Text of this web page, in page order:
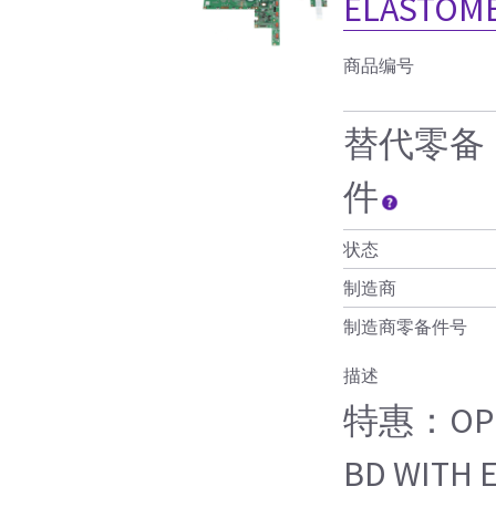
商品编号
替代零备
件
状态
制造商
制造商零备件号
描述
特惠：OP
BD WITH